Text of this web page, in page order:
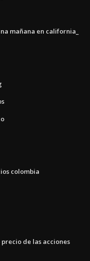
mañana en california_
colombia
de las acciones